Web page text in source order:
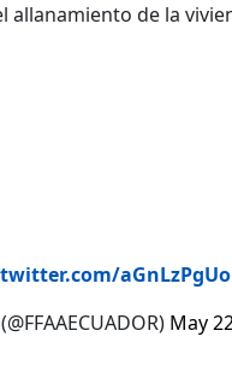
allanamiento de la
May